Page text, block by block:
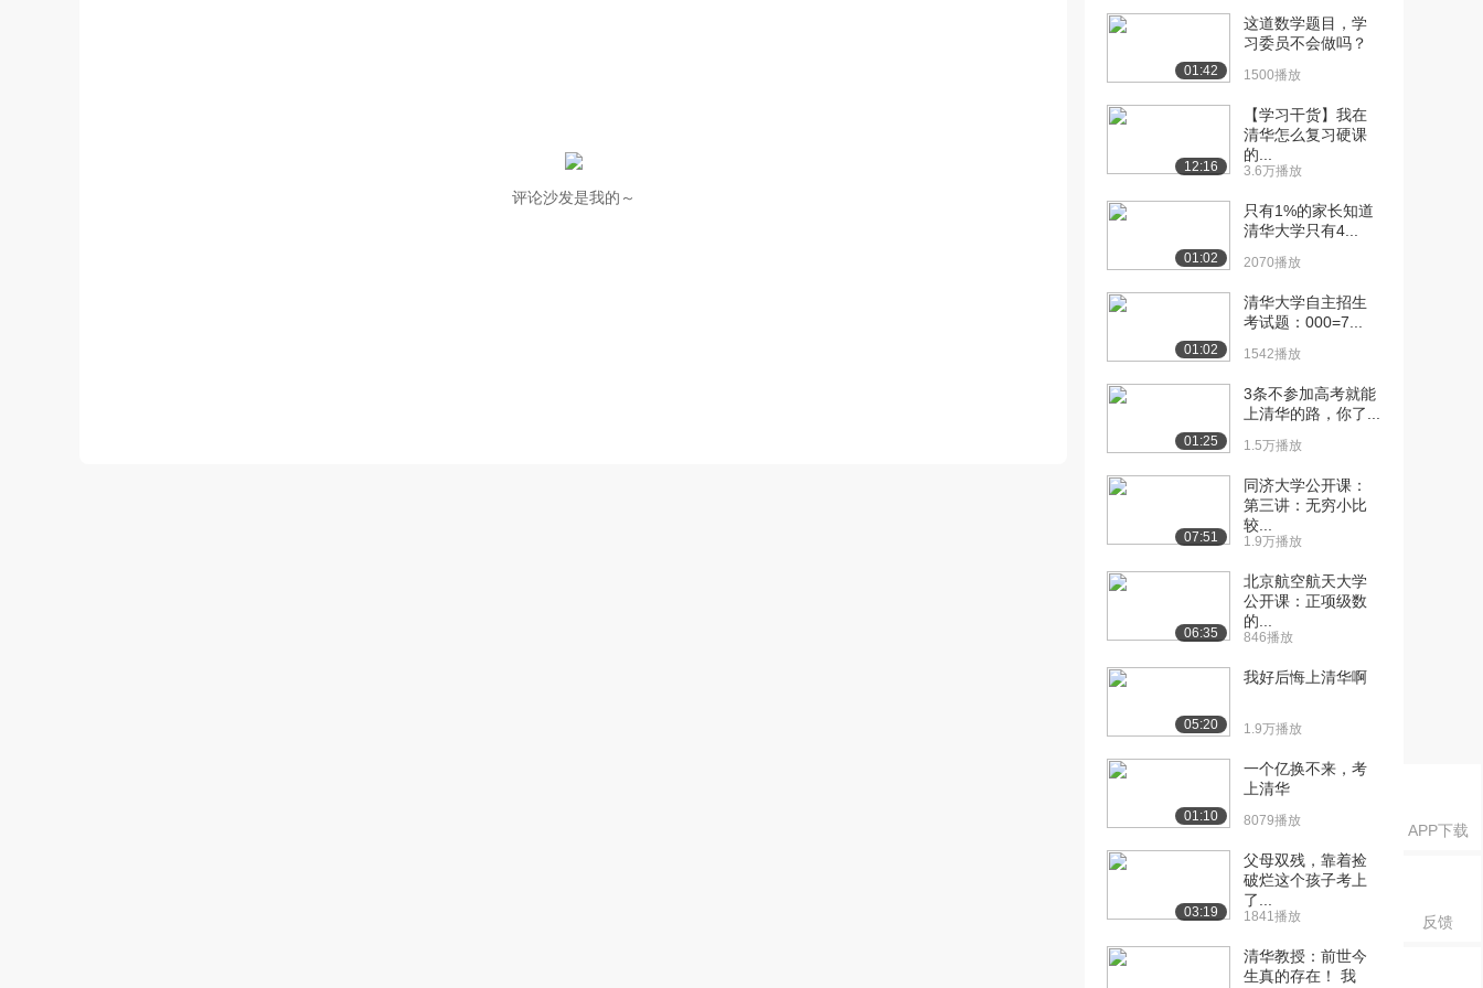
APP下载
反馈
评论沙发是我的～
[10] 清华大学陈为蓬《逻
辑学概论》课程：...
13.5万播放
15:26
[11] 清华大学陈为蓬《逻
10:10
[12] 清华大学陈为蓬《逻
07:00
[13] 清华大学陈为蓬《逻
15:35
[14] 清华大学陈为蓬《逻
18:38
[15] 清华大学陈为蓬《逻
15:28
辑学概论》课程：...
辑学概论》课程：...
[18] 清华大学陈为蓬《逻
辑学概论》课程：...
[19] 清华大学陈为蓬《逻
辑学概论》课程：...
[20] 清华大学陈为蓬《逻
辑学概论》课程：...
9.8万播放
01:42
这道数学题目，学
习委员不会做吗？
1500播放
12:16
【学习干货】我在
清华怎么复习硬课
的...
3.6万播放
01:02
只有1%的家长知道
清华大学只有4...
2070播放
01:02
清华大学自主招生
考试题：000=7...
1542播放
01:25
3条不参加高考就能
上清华的路，你了...
1.5万播放
07:51
同济大学公开课：
第三讲：无穷小比
较...
1.9万播放
06:35
北京航空航天大学
公开课：正项级数
的...
846播放
05:20
我好后悔上清华啊
1.9万播放
01:10
一个亿换不来，考
上清华
8079播放
03:19
父母双残，靠着捡
破烂这个孩子考上
了...
1841播放
清华教授：前世今
生真的存在！ 我